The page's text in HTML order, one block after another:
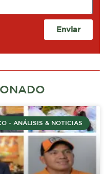
Enviar
- ANÁLISIS & NOTICIAS